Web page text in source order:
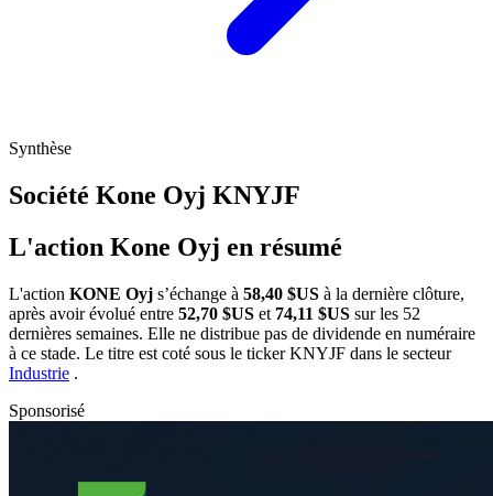
Synthèse
Société Kone Oyj KNYJF
L'action Kone Oyj en résumé
L'action KONE Oyj s’échange à 58,40 $US à la dernière clôture,
après avoir évolué entre 52,70 $US et 74,11 $US sur les 52
dernières semaines. Elle ne distribue pas de dividende en numéraire
à ce stade. Le titre est coté sous le tickerKNYJF dans le secteur
Industrie .
Sponsorisé